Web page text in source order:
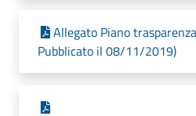
Allegato Piano
Pubblicato il 08/11/2019)